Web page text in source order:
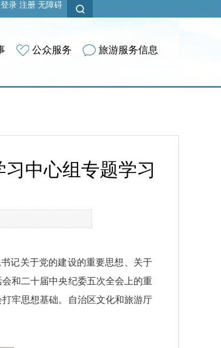
登录 注册 无障碍
公众服务 旅游服务信息
中心组专题学习
记关于党的建设的重要思想、关于
和二十届中央纪委五次全会上的重
牢思想基础。自治区文化和旅游厅